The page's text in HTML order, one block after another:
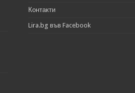
Контакти
Lira.bg във Facebook